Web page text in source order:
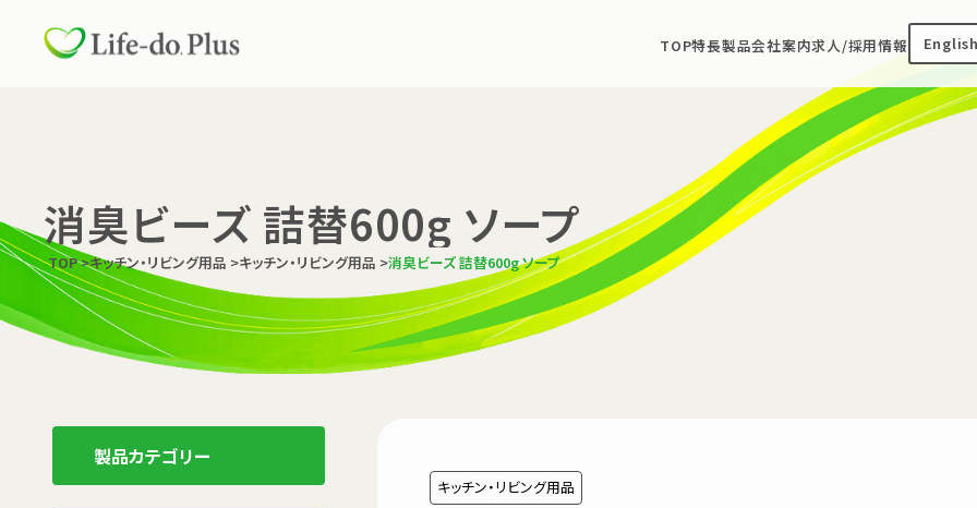
TOP特長製品会社案内求人/採用情報
消臭ビーズ 詰替600g ソープ
TOP>キッチン・リビング用品 >キッチン・リビング用品 >消臭ビーズ 詰替600g ソープ
製品カテゴリー
キッチン・リビング用品